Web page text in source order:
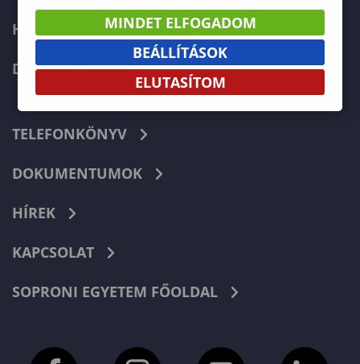
HALLGATÓKNAK
DOKTORI ISKOLA
TELEFONKÖNYV
DOKUMENTUMOK
HÍREK
KAPCSOLAT
SOPRONI EGYETEM FŐOLDAL
MINDET ELFOGADOM
BEÁLLÍTÁSOK
ELUTASÍTOM